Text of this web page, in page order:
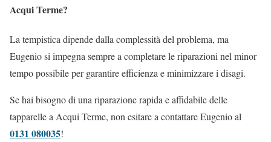
Acqui Terme?
La tempistica dipende dalla complessità del problema, ma
Eugenio si impegna sempre a completare le riparazioni nel minor
tempo possibile per garantire efficienza e minimizzare i disagi.
Se hai bisogno di una riparazione rapida e affidabile delle
tapparelle a Acqui Terme, non esitare a contattare Eugenio al
0131 080035!